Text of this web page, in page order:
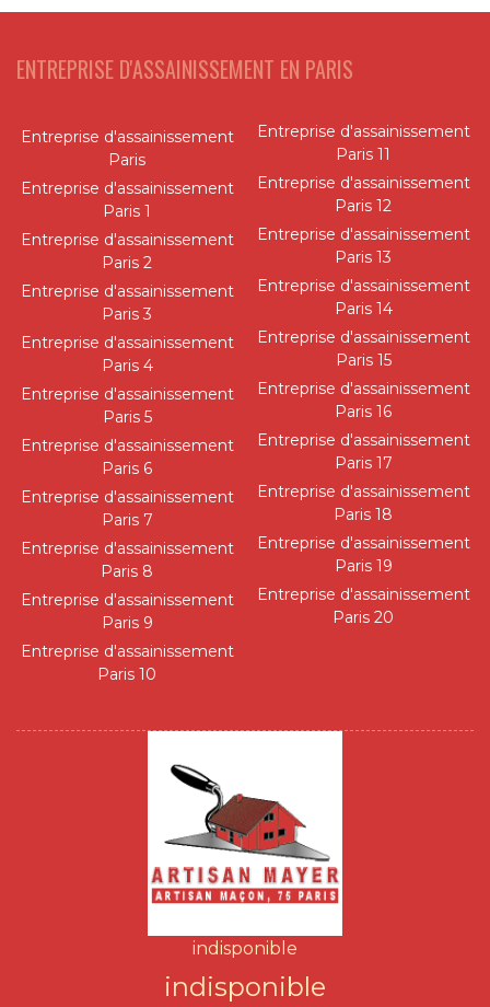
ENTREPRISE D'ASSAINISSEMENT EN PARIS
Entreprise d'assainissement
Paris
Entreprise d'assainissement
Paris 1
Entreprise d'assainissement
Paris 2
Entreprise d'assainissement
Paris 3
Entreprise d'assainissement
Paris 4
Entreprise d'assainissement
Paris 5
Entreprise d'assainissement
Paris 6
Entreprise d'assainissement
Paris 7
Entreprise d'assainissement
Paris 8
Entreprise d'assainissement
Paris 9
Entreprise d'assainissement
Paris 10
Entreprise d'assainissement
Paris 11
Entreprise d'assainissement
Paris 12
Entreprise d'assainissement
Paris 13
Entreprise d'assainissement
Paris 14
Entreprise d'assainissement
Paris 15
Entreprise d'assainissement
Paris 16
Entreprise d'assainissement
Paris 17
Entreprise d'assainissement
Paris 18
Entreprise d'assainissement
Paris 19
Entreprise d'assainissement
Paris 20
indisponible
indisponible